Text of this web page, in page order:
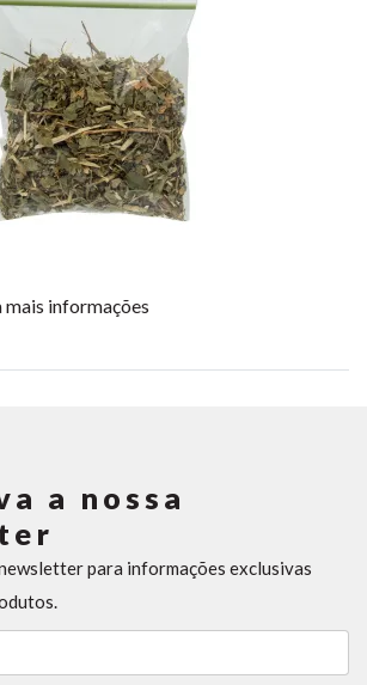
informações
a nossa
para informações exclusivas